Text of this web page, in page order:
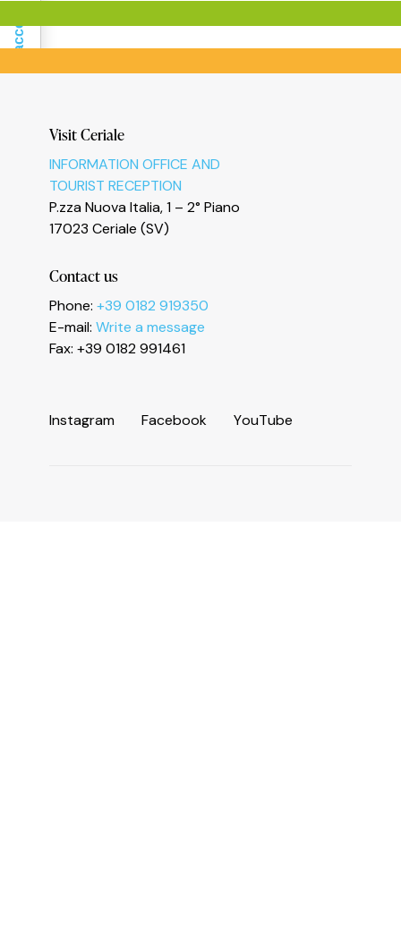
Visit Ceriale
INFORMATION OFFICE AND
TOURIST RECEPTION
P.zza Nuova Italia, 1 – 2° Piano
17023 Ceriale (SV)
Contact us
Phone: +39 0182 919350
E-mail: Write a message
Fax: +39 0182 991461
Instagram Facebook YouTube
Informativa sulla raccolta